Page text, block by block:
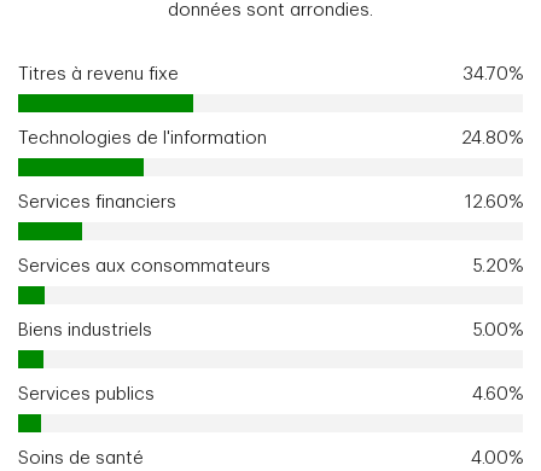
données sont arrondies.
Titres à revenu fixe 34.70%
Technologies de l'information 24.80%
Services financiers 12.60%
Services aux consommateurs 5.20%
Biens industriels 5.00%
Services publics 4.60%
Soins de santé 4.00%